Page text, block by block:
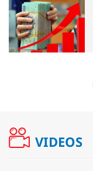
VIDEOS